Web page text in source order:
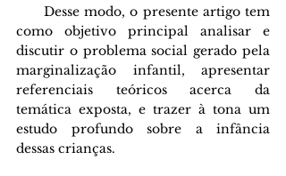
      Desse modo, o presente artigo tem
como objetivo principal analisar e
discutir o problema social gerado pela
marginalização infantil, apresentar
referenciais teóricos acerca da
temática exposta, e trazer à tona um
estudo profundo sobre a infância
dessas crianças.